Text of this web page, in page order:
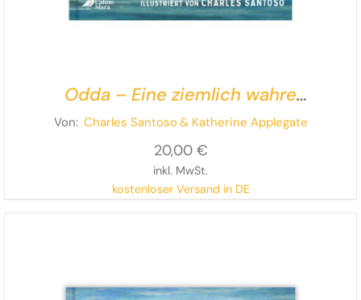
Odda – Eine ziemlich wahre
Ottergeschichte
Von: Charles Santoso& Katherine Applegate
20,00 €
inkl. MwSt.
kostenloser Versand in DE